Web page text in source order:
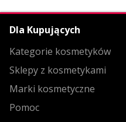
Dla Kupujących
Kategorie kosmetyków
Sklepy z kosmetykami
Marki kosmetyczne
Pomoc